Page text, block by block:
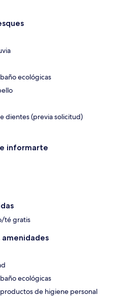
ecológicas
dientes (previa solicitud)
informarte
té gratis
ecológicas
de higiene personal